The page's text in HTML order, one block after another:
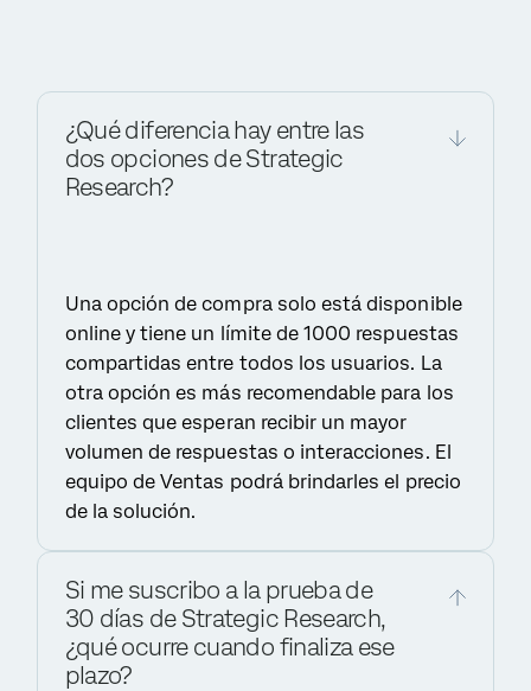
¿Qué diferencia hay entre las
dos opciones de Strategic
Research?
Una opción de compra solo está disponible
online y tiene un límite de 1000 respuestas
compartidas entre todos los usuarios. La
otra opción es más recomendable para los
clientes que esperan recibir un mayor
volumen de respuestas o interacciones. El
equipo de Ventas podrá brindarles el precio
de la solución.
Si me suscribo a la prueba de
30 días de Strategic Research,
¿qué ocurre cuando finaliza ese
plazo?